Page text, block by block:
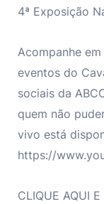
4ª Exposição
Acompanhe
eventos do
sociais da
quem não
vivo está
https://
CLIQUE AQUI